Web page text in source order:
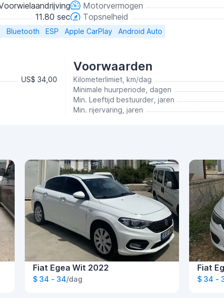
11.80 sec
Motorvermogen
Topsnelheid
Bluetooth ESP Apple CarPlay Android Auto
US$ 34,00
Voorwaarden
Kilometerlimiet, km/dag
Minimale huurperiode, dagen
Min. Leeftijd bestuurder, jaren
Min. rijervaring, jaren
Fiat Egea Wit 2022
$ 34 - 34/dag
Fiat
$ 34 -